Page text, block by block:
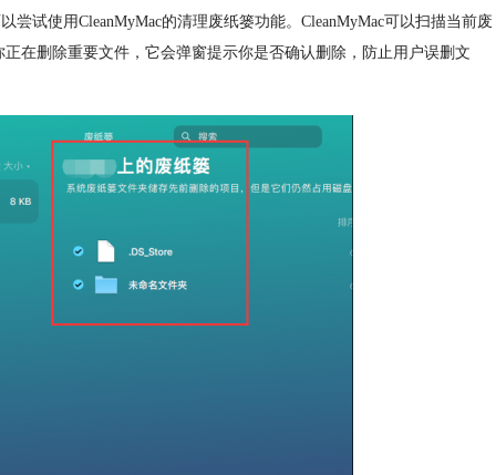
试使用CleanMyMac的清理废纸篓功能。CleanMyMac可以扫描当前废
在删除重要文件，它会弹窗提示你是否确认删除，防止用户误删文